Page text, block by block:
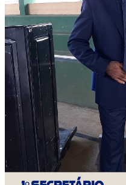
DESTAQUE2 semanas
Convenção que vai
do Estado será no dia 30
DESTAQUE2 semanas
Religioso da Copiosa
velado em PG
ENTRETENIMENTO